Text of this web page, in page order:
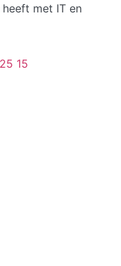
met IT en
15